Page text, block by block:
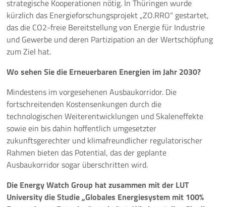
strategische Kooperationen nötig. In Thüringen wurde
kürzlich das Energieforschungsprojekt „ZO.RRO“ gestartet,
das die CO2-freie Bereitstellung von Energie für Industrie
und Gewerbe und deren Partizipation an der Wertschöpfung
zum Ziel hat.
Wo sehen Sie die Erneuerbaren Energien im Jahr 2030?
Mindestens im vorgesehenen Ausbaukorridor. Die
fortschreitenden Kostensenkungen durch die
technologischen Weiterentwicklungen und Skaleneffekte
sowie ein bis dahin hoffentlich umgesetzter
zukunftsgerechter und klimafreundlicher regulatorischer
Rahmen bieten das Potential, das der geplante
Ausbaukorridor sogar überschritten wird.
Die Energy Watch Group hat zusammen mit der LUT
University die Studie „Globales Energiesystem mit 100%